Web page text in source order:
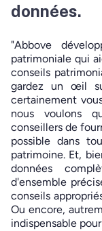
données.
"Abbove
patrimoniale qui
conseils
gardez un œil
certainement
nous voulons
conseillers de
possible dans
patrimoine. Et,
données
d'ensemble
conseils
Ou encore,
indispensable